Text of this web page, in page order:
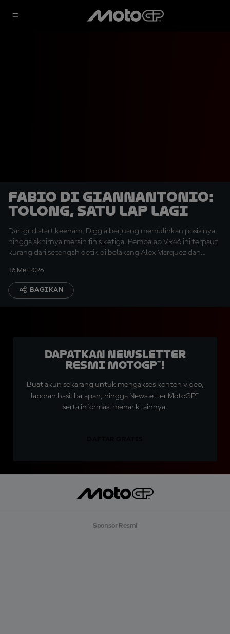
Fabio Di Giannantonio:
Tolong, Satu Lap Lagi
Dari grid start keenam, Diggia berjuang memulihkan posisinya,
hingga akhirnya meraih finis ketiga. Pembalap VR46 ini terpaut
kurang dari setengah detik di belakang Alex Marquez dan
16 Mei 2026
BAGIKAN
Dapatkan Newsletter
Resmi MotoGP™!
Buat akun sekarang untuk mengakses konten video,
laporan hasil balapan, hingga Newsletter MotoGP™
serta informasi menarik lainnya.
Sponsor Resmi